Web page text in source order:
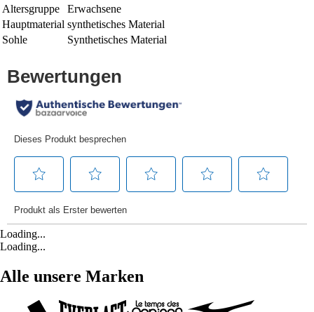
Altersgruppe
Erwachsene
Hauptmaterial synthetisches Material
Sohle
Synthetisches Material
Loading...
Loading...
Alle unsere Marken